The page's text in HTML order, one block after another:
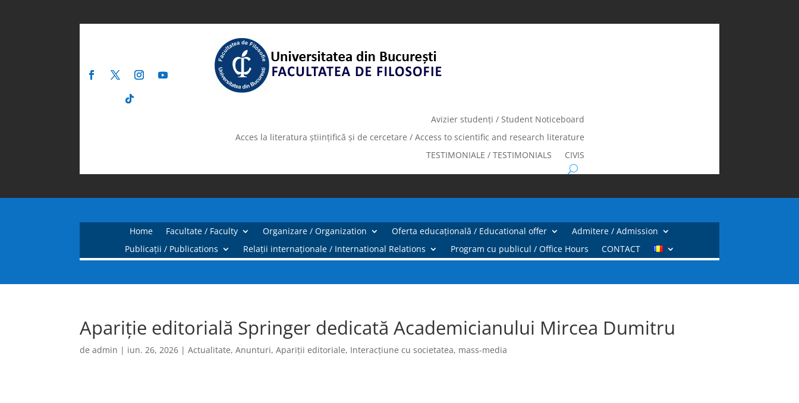
Avizier studenți / Student Noticeboard
Acces la literatura științifică și de cercetare / Access to scientific and research literature
TESTIMONIALE / TESTIMONIALS
CIVIS
Home Facultate / Faculty Organizare / Organization Oferta educațională / Educational offer
Admitere / Admission
Publicații / Publications
Relații internaționale / International Relations Program cu publicul / Office Hours CONTACT
Apariție editorială Springer dedicată Academicianului Mircea Dumitru
deadmin | iun. 26, 2026 |Actualitate,Anunturi,Apariții editoriale, Interacțiune cu societatea, mass-media